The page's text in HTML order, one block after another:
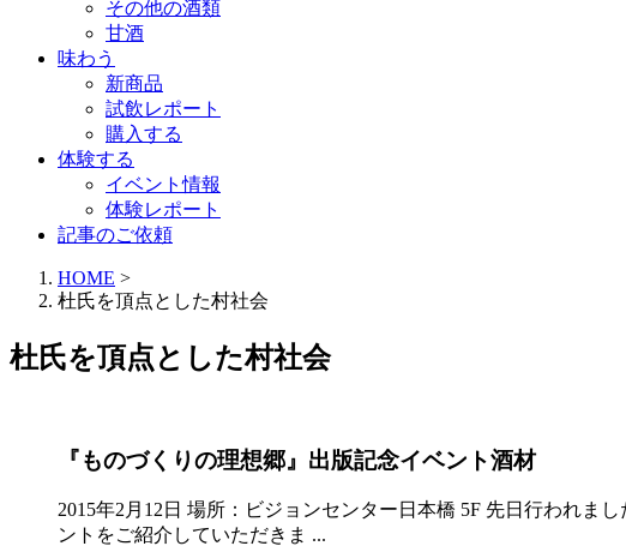
その他の酒類
甘酒
味わう
新商品
試飲レポート
購入する
体験する
イベント情報
体験レポート
記事のご依頼
HOME >
杜氏を頂点とした村社会
杜氏を頂点とした村社会
『ものづくりの理想郷』出版記念イベント酒材
2015年2月12日 場所：ビジョンセンター日本橋 5F 先日行われま
ントをご紹介していただきま ...